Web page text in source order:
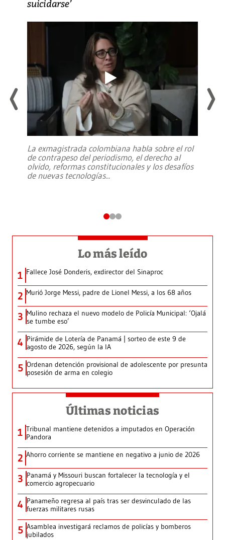
suicidarse’
La exmagistrada colombiana habla sobre el rol
de contrapeso del periodismo, el derecho al
olvido, reformas constitucionales y los desafíos
de nuevas tecnologías...
Lo más leído
1 Fallece José Donderis, exdirector del Sinaproc
2 Murió Jorge Messi, padre de Lionel Messi, a los 68 años
3 Mulino rechaza el nuevo modelo de Policía Municipal: ‘Ojalá
se tumbe eso’
4 Pirámide de Lotería de Panamá | sorteo de este 9 de
agosto de 2026, según la IA
5 Ordenan detención provisional de adolescente por presunta
posesión de arma en colegio
Últimas noticias
1 Tribunal mantiene detenidos a imputados en Operación
Pandora
2 Ahorro corriente se mantiene en negativo a junio de 2026
3 Panamá y Missouri buscan fortalecer la tecnología y el
comercio agropecuario
4 Panameño regresa al país tras ser desvinculado de las
fuerzas militares rusas
5 Asamblea investigará reclamos de policías y bomberos
jubilados